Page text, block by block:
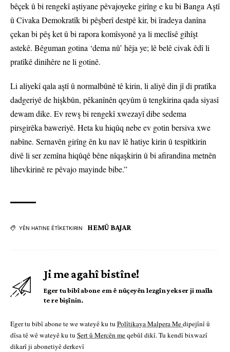
bêçek û bi rengekî aştiyane pêvajoyeke girîng e ku bi Banga Aştî
û Civaka Demokratîk bi pêşberî destpê kir, bi îradeya danîna
çekan bi pêş ket û bi rapora komîsyonê ya li meclîsê gihîşt
astekê. Bêguman gotina ‘dema nû’ hêja ye; lê belê civak êdî li
pratîkê dinihêre ne li gotinê.
Li aliyekî qala aştî û normalbûnê tê kirin, li aliyê din jî di pratîka
dadgeriyê de hişkbûn, pêkanînên qeyûm û tengkirina qada siyasî
dewam dike. Ev rewş bi rengekî xwezayî dibe sedema
pirsgirêka baweriyê. Heta ku hiqûq nebe ev gotin bersiva xwe
nabîne. Sernavên girîng ên ku nav lê hatiye kirin û tespîtkirin
divê li ser zemîna hiqûqê bêne nîqaşkirin û bi afirandina metnên
lihevkirinê re pêvajo mayinde bibe.”
YÊN HATINE ÊTÎKETKIRIN HEMÛ BAJAR
Ji me agahî bistîne!
Eger tu bibî abone em ê nûçeyên lezgîn yekser ji maîla
te re bişînin.
Eger tu bibî abone te we wateyê ku tu Polîtikaya Malpera Medipejînî û
dîsa tê wê wateyê ku tu Şert û Mercên meqebûl dikî. Tu kendî bixwazî
dikarî ji abonetiyê derkevî